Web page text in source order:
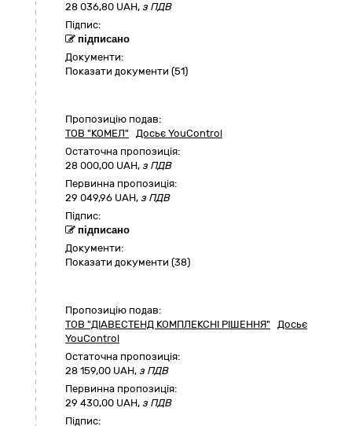
28 036,80 UAH, з ПДВ
Підпис:
підписано
Документи:
Показати документи (51)
Пропозицію подав:
ТОВ "КОМЕЛ" Досьє YouControl
Остаточна пропозиція:
28 000,00 UAH, з ПДВ
Первинна пропозиція:
29 049,96 UAH, з ПДВ
Підпис:
підписано
Документи:
Показати документи (38)
Пропозицію подав:
ТОВ "ДІАВЕСТЕНД КОМПЛЕКСНІ РІШЕННЯ" Досьє
YouControl
Остаточна пропозиція:
28 159,00 UAH, з ПДВ
Первинна пропозиція:
29 430,00 UAH, з ПДВ
Підпис: